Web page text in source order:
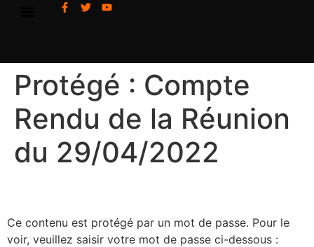
Protégé : Compte
Rendu de la Réunion
du 29/04/2022
Ce contenu est protégé par un mot de passe. Pour le
voir, veuillez saisir votre mot de passe ci-dessous :